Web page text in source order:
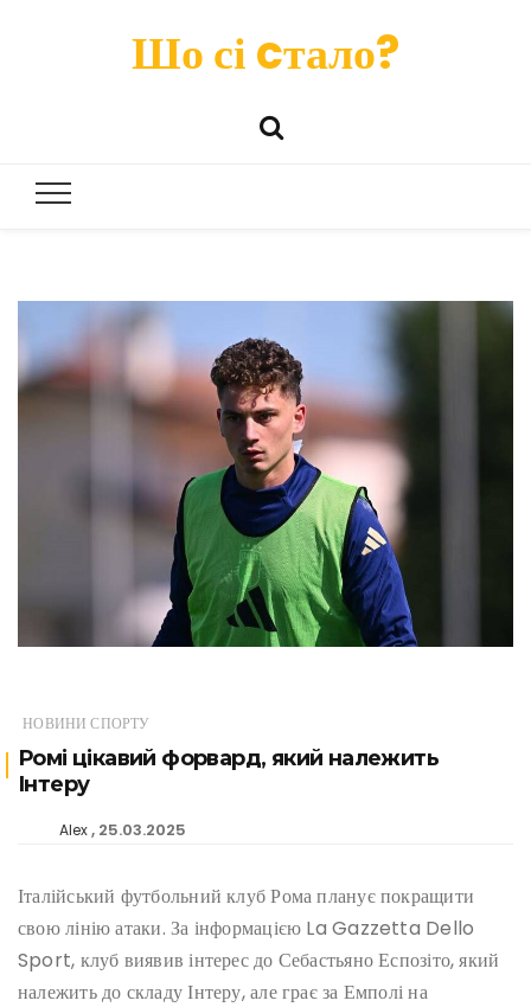
Шо сі cтало?
НОВИНИ СПОРТУ
Ромі цікавий форвард, який належить
Інтеру
Alex 25.03.2025
Італійський футбольний клуб Рома планує покращити
свою лінію атаки. За інформацією La Gazzetta Dello
Sport, клуб виявив інтерес до Себастьяно Еспозіто, який
належить до складу Інтеру, але грає за Емполі на